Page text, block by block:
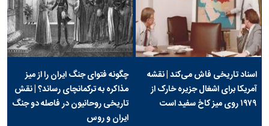
اسناد تاریخی فاش می‌کند | نقشه
آمریکا برای اشغال جزیره خارک از
۱۹۷۹ روی میز کاخ سفید است
چگونه فتوای جنگ ایران را از میز
مذاکره به ترکمانچای رساند؟ | نقش
تاریخی روحانیون در فاصله دو جنگ
ایران و روس